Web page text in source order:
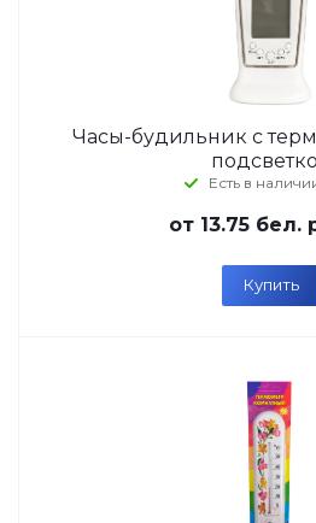
Часы-будильник с
Есть в
от 13.75 бел.
Купить